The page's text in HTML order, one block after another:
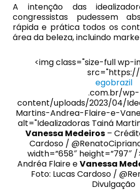
A intenção das
congressistas pudessem
rápida e prática todos os
área da beleza, incluindo
<img class="size-full wp-
src="https://
egobrazil
.com.br/wp-
content/uploads/2023/04/
Martins-Andrea-Flaire-e-
alt="Idealizadoras Tainá
Vanessa Medeiros–
Cardoso /
width=”658″ height=”797″
Andréa Flaire eVanessa
Foto: Lucas Cardoso /
Divulgação